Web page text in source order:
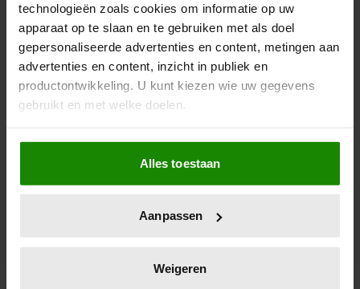
technologieën zoals cookies om informatie op uw
apparaat op te slaan en te gebruiken met als doel
gepersonaliseerde advertenties en content, metingen aan
advertenties en content, inzicht in publiek en
productontwikkeling. U kunt kiezen wie uw gegevens
gebruikt en met welke doelen.
Als u het toestaat, willen we ook graag:
Informatie verzamelen over uw geografische locatie,
die tot een paar meter nauwkeurig kan zijn
op specifieke eigenschappen (fingerprinting)
verwerkt en stel uw voorkeuren in het
Alles toestaan
Aanpassen
Weigeren
Abonneren
Digitaal lezen
Los kopen